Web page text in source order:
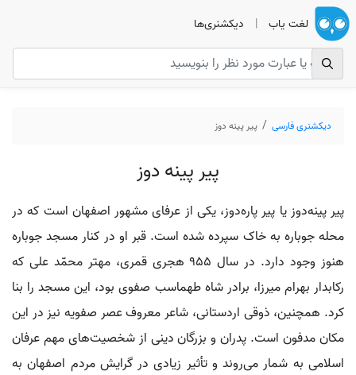
لغت یاب | دیکشنری‌ها
دیکشنری فارسی پیر پینه دوز
پیر پینه دوز
پیر پینه‌دوز یا پیر پاره‌دوز، یکی از عرفای مشهور اصفهان است که در
محله جوباره به خاک سپرده شده است. قبر او در کنار مسجد جوباره
هنوز وجود دارد. در سال ۹۵۵ هجری قمری، مهتر محمّد علی که
رکابدار بهرام میرزا، برادر شاه طهماسب صفوی بود، این مسجد را بنا
کرد. همچنین، ذوقی اردستانی، شاعر معروف عصر صفویه نیز در این
مکان مدفون است. پدران و بزرگان دینی از شخصیت‌های مهم عرفان
اسلامی به شمار می‌روند و تأثیر زیادی در گرایش مردم اصفهان به